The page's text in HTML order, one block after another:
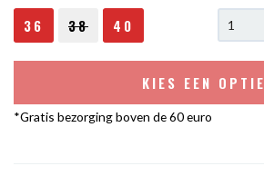
36 38 40
KIES EEN OPTIE
*Gratis bezorging boven de 60 euro